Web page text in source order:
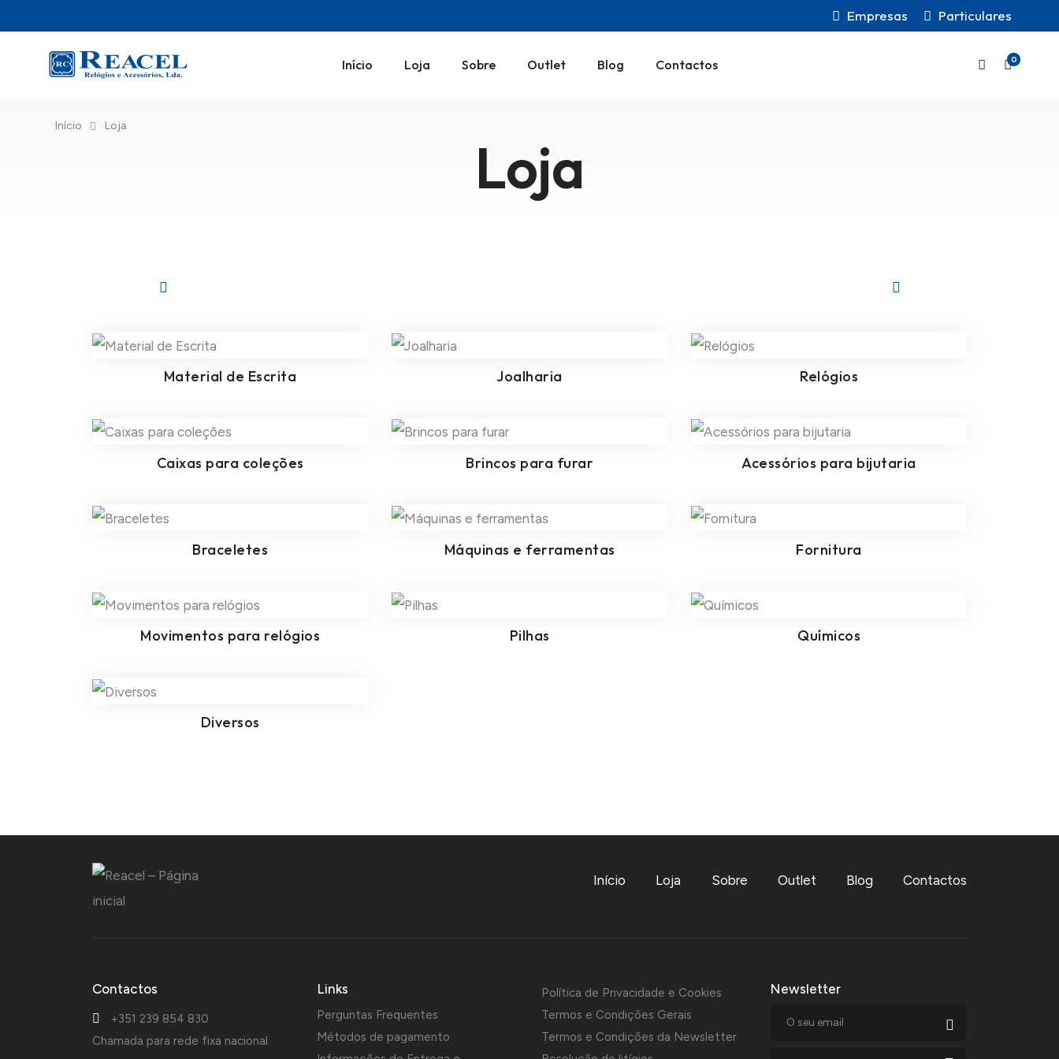
Empresas Particulares
Início Loja Sobre Outlet Blog Contactos 0
Início Loja
Loja
Material de Escrita Joalharia Relógios
Caixas para coleções Brincos para furar Acessórios para bijutaria
Braceletes Máquinas e ferramentas Fornitura
Movimentos para relógios Pilhas Químicos
Diversos
Início Loja Sobre Outlet Blog Contactos
Contactos
+351 239 854 830
Chamada para rede fixa nacional
Links
Perguntas Frequentes
Métodos de pagamento
Política de Privacidade e Cookies
Termos e Condições Gerais
Termos e Condições da Newsletter
Newsletter